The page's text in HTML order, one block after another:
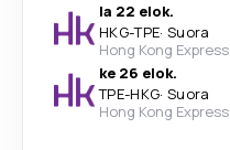
la 22 elok.
HKG-TPE· Suora
Hong Kong Express
ke 26 elok.
TPE-HKG· Suora
Hong Kong Express